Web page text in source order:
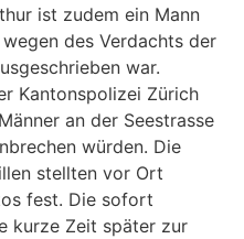
ist zudem ein Mann
des Verdachts der
war.
Kantonspolizei Zürich
an der Seestrasse
würden. Die
stellten vor Ort
fest. Die sofort
kurze Zeit später zur